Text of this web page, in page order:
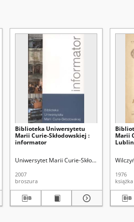
(Lublin). Biblioteka Główna Kowalski,
Biblioteka Uniwersytetu
Marii Curie-Skłodowskiej :
informator
Uniwersytet Marii Curie-Skłodowskiej
2007
broszura
Marii
1976
książka